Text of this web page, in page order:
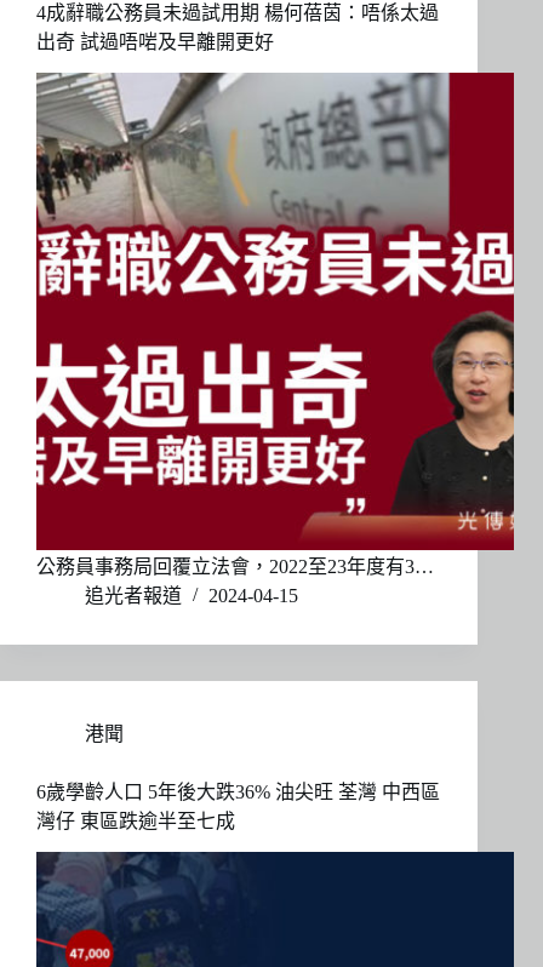
4成辭職公務員未過試用期 楊何蓓茵：唔係太過
出奇 試過唔啱及早離開更好
公務員事務局回覆立法會，2022至23年度有3…
追光者報道
2024-04-15
港聞
6歲學齡人口 5年後大跌36% 油尖旺 荃灣 中西區
灣仔 東區跌逾半至七成